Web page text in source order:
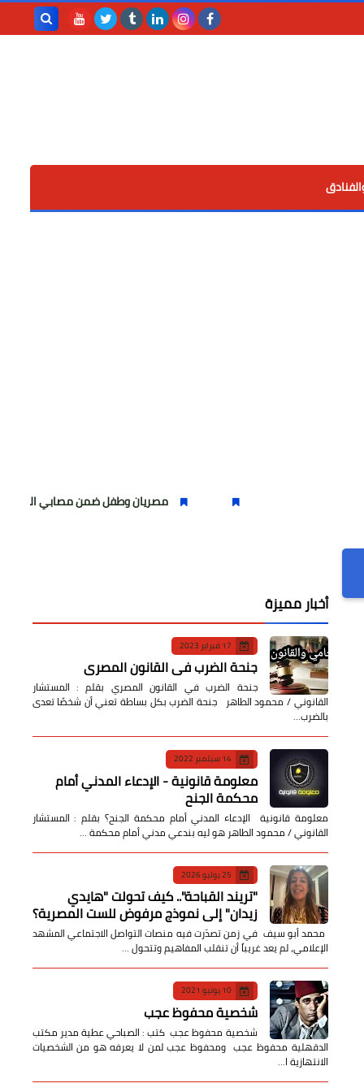
مصريان وطفل ضمن مصابي الهجوم الذي نفذته
أخبار مميزة
17 فبراير 2023
جنحة الضرب في القانون المصري
جنحة الضرب في القانون المصري بقلم : المستشار
القانوني / محمود الطاهر جنحة الضرب بكل بساطة تعني أن شخصًا تعدى
بالضرب…
14 سبتمبر 2022
معلومة قانونية - الإدعاء المدني أمام
محكمة الجنح
معلومة قانونية الإدعاء المدني أمام محكمة الجنح؟ بقلم : المستشار
القانوني / محمود الطاهر هو ليه بندعي مدني أمام محكمة …
25 يوليو 2026
​"تريند القباحة".. كيف تحولت "هايدي
زيدان" إلى نموذج مرفوض للست المصرية؟
​ محمد أبو سيف ​في زمن تصدّرت فيه منصات التواصل الاجتماعي المشهد
الإعلامي، لم يعد غريباً أن تنقلب المفاهيم وتتحول …
10 يونيو 2021
شخصية محفوظ عجب
شخصية محفوظ عجب كتب : الصباحي عطية مدير مكتب
الدقهلية محفوظ عجب ومحفوظ عجب لمن لا يعرفه هو من الشخصيات
الانتهازية ا…